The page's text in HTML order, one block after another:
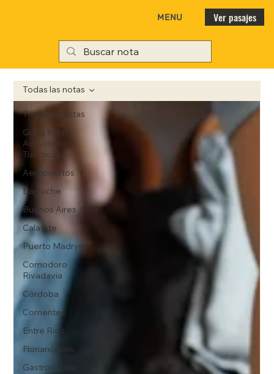
MENU Ver pasajes
Todas las notas
Guías sobre
Actividades
Turísticas
Aeropuertos
Bariloche
Buenos Aires
Calafate
Puerto Madryn
Comodoro
Rivadavia
Córdoba
Corrientes
Entre Rios
Florianópolis
Gastronomía
Todas las notas